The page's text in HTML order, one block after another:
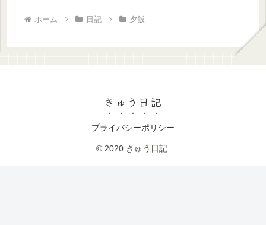
ホーム 日記 夕飯
きゅう日記
プライバシーポリシー
© 2020 きゅう日記.